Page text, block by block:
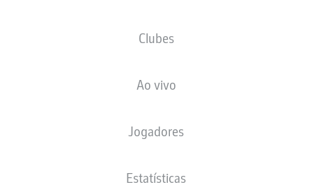
Clubes
Ao vivo
Jogadores
Estatísticas